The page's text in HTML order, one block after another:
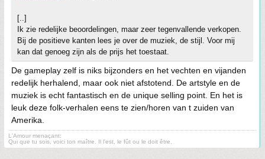
[..]
Ik zie redelijke beoordelingen, maar zeer tegenvallende verkopen.
Bij de positieve kanten lees je over de muziek, de stijl. Voor mij
kan dat genoeg zijn als de prijs het toestaat.
De gameplay zelf is niks bijzonders en het vechten en vijanden
redelijk herhalend, maar ook niet afstotend. De artstyle en de
muziek is echt fantastisch en de unique selling point. En het is
leuk deze folk-verhalen eens te zien/horen van t zuiden van
Amerika.
L'Amour menaçant:
Qui que tu sois, voici ton maître. Il l'est, le fût ou le doit être.